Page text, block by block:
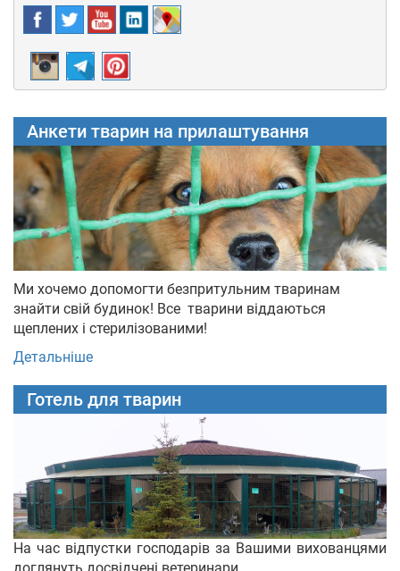
Анкети тварин на прилаштування
Ми хочемо допомогти безпритульним тваринам
знайти свій будинок! Все тварини віддаються
щеплених і стерилізованими!
Детальніше
Готель для тварин
На час відпустки господарів за Вашими вихованцями